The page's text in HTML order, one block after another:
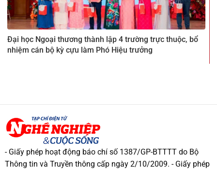
Đại học Ngoại thương thành lập 4 trường trực thuộc, bổ
nhiệm cán bộ kỳ cựu làm Phó Hiệu trưởng
- Giấy phép hoạt động báo chí số 1387/GP-BTTTT do Bộ
Thông tin và Truyền thông cấp ngày 2/10/2009. - Giấy phép